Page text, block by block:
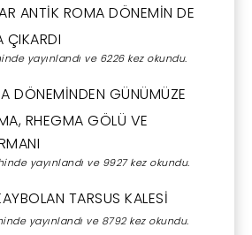
ANTİK ROMA DÖNEMİN DE
ÇIKARDI
yayınlandı ve 6226 kez okundu.
DÖNEMİNDEN GÜNÜMÜZE
RHEGMA GÖLÜ VE
yayınlandı ve 9927 kez okundu.
TARSUS KALESİ
yayınlandı ve 8792 kez okundu.